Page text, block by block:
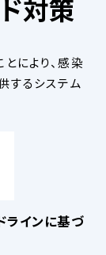
対策
により、感染
するシステム
インに基づ